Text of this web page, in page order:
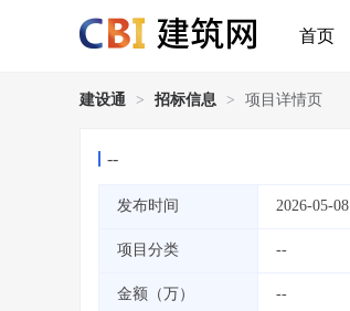
首页
建设通 > 招标信息 > 项目详情页
--
发布时间 2026-05-08
项目分类 --
金额（万） --